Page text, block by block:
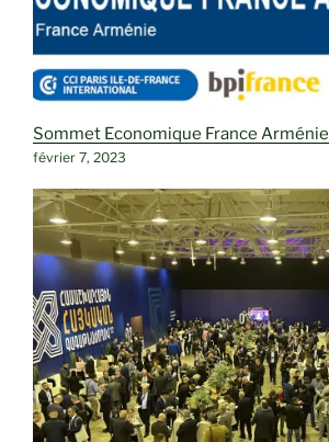
Sommet Economique France Arménie
février 7, 2023